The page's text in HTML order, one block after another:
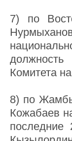
7) по
должность
Комитета
8) по
Кожабаев